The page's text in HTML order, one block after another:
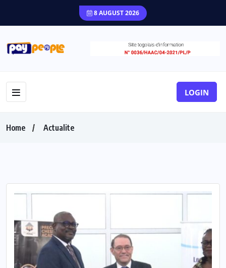
8 AUGUST 2026
LOGIN
Home Actualite